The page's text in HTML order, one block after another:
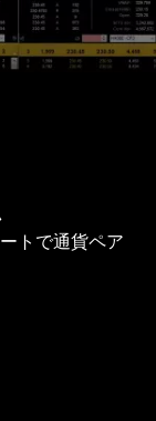
トで通貨ペア